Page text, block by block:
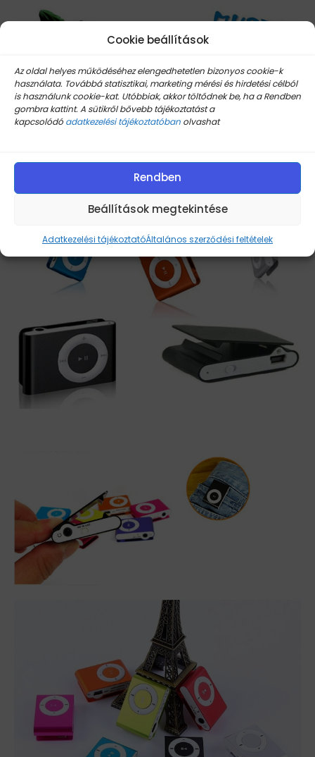
Cookie beállítások
Az oldal helyes működéséhez elengedhetetlen bizonyos cookie-k
használata. Továbbá statisztikai, marketing mérési és hirdetési célból
is használunk cookie-kat. Utóbbiak, akkor töltődnek be, ha a Rendben
gombra kattint. A sütikről bővebb tájékoztatást a
kapcsolódó adatkezelési tájékoztatóban olvashat
Rendben
Beállítások megtekintése
Adatkezelési tájékoztatóÁltalános szerződési feltételek